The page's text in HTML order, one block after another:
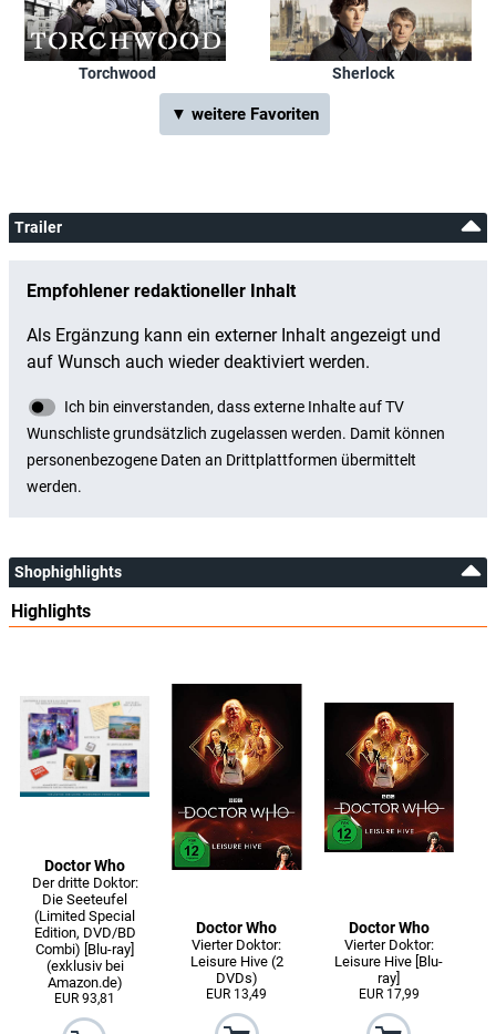
Torchwood Sherlock
▼ weitere Favoriten
Trailer
Shophighlights
Highlights
Doctor Who
Der dritte Doktor:
Die Seeteufel
(Limited Special
Edition, DVD/BD
Combi) [Blu-ray]
(exklusiv bei
Amazon.de)
EUR 93,81
Doctor Who
Vierter Doktor:
Leisure Hive (2
DVDs)
EUR 13,49
Doctor Who
Vierter Doktor:
Leisure Hive [Blu-
ray]
EUR 17,99